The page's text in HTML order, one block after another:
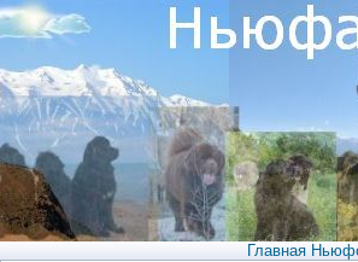
Главная